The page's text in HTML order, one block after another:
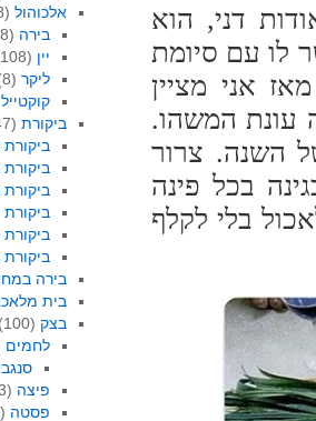
דני, הוא
לו עם סיומת
אני מציין
עונת המשהו.
השנה. צרור
בכל פינה
בלי לקלף
אלכוהול(238)
בירה (108)
יין (108)
ליקר (8)
קוקטייל
ביקורת(347)
ביקורת
ביקורת
ביקורת
ביקורת
בירה
בית
בצק(100)
לחמים
פיצה (13)
פסטה (3)